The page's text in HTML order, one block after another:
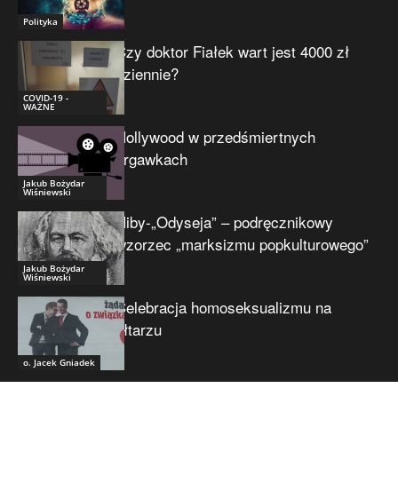
Polityka
COVID-19 -
WAŻNE
Czy doktor Fiałek wart jest 4000 zł
dziennie?
Jakub Bożydar
Wiśniewski
Hollywood w przedśmiertnych
drgawkach
Jakub Bożydar
Wiśniewski
Niby-„Odyseja” – podręcznikowy
wzorzec „marksizmu popkulturowego”
o. Jacek Gniadek
Celebracja homoseksualizmu na
ołtarzu